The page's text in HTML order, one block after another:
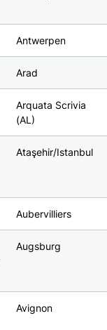
Antwerpen
Arad
Arquata Scrivia
(AL)
Ataşehir/Istanbul
Aubervilliers
Augsburg
Avignon